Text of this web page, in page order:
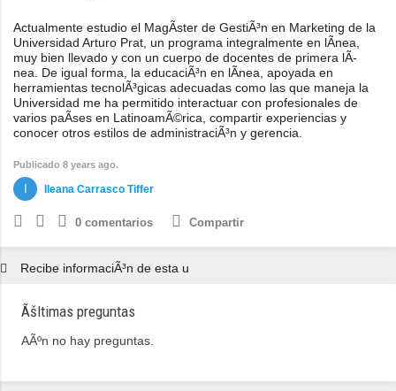
Actualmente estudio el MagÃ­ster de GestiÃ³n en Marketing de la
Universidad Arturo Prat, un programa integralmente en lÃ­nea,
muy bien llevado y con un cuerpo de docentes de primera lÃ­
nea. De igual forma, la educaciÃ³n en lÃ­nea, apoyada en
herramientas tecnolÃ³gicas adecuadas como las que maneja la
Universidad me ha permitido interactuar con profesionales de
varios paÃ­ses en LatinoamÃ©rica, compartir experiencias y
conocer otros estilos de administraciÃ³n y gerencia.
Publicado 8 years ago.
Ileana Carrasco Tiffer
0 comentarios Compartir
Recibe informaciÃ³n de esta u
Ãšltimas preguntas
AÃºn no hay preguntas.